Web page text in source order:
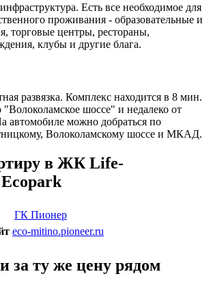
Есть все необходимое для
проживания - образовательные и
торговые центры, рестораны,
клубы и другие блага.
развязка. Комплекс находится в 8 мин.
"Волоколамское шоссе" и недалеко от
можно добраться по
Волоколамскому шоссе и МКАД.
в ЖК Life-
ГК Пионер
eco-mitino.pioneer.ru
за ту же цену рядом